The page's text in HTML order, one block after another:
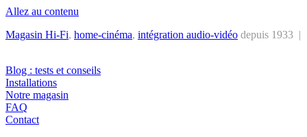
Allez au contenu
Magasin Hi-Fi, home-cinéma, intégration audio-vidéo depuis 1933 |
Blog : tests et conseils
Installations
Notre magasin
FAQ
Contact